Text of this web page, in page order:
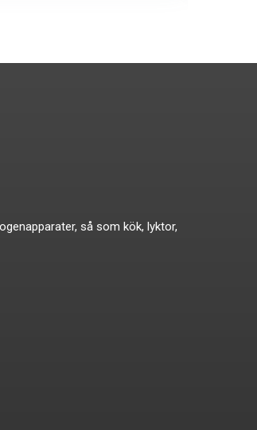
så som kök, lyktor,